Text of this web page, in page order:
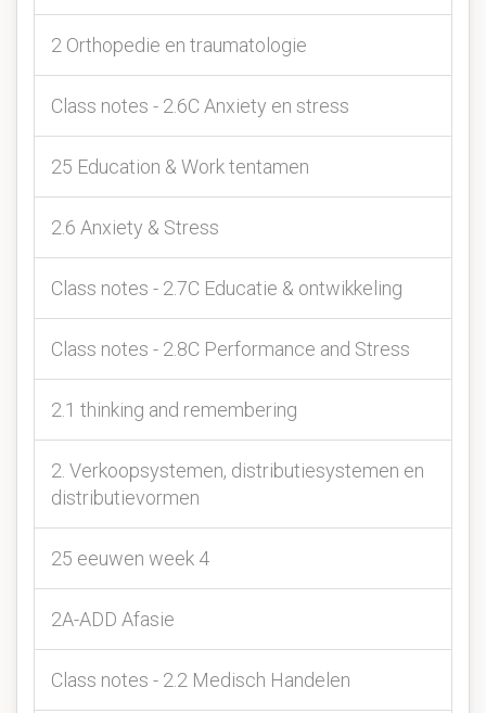
2 Orthopedie en traumatologie
Class notes - 2.6C Anxiety en stress
25 Education & Work tentamen
2.6 Anxiety & Stress
Class notes - 2.7C Educatie & ontwikkeling
Class notes - 2.8C Performance and Stress
2.1 thinking and remembering
2. Verkoopsystemen, distributiesystemen en
distributievormen
25 eeuwen week 4
2A-ADD Afasie
Class notes - 2.2 Medisch Handelen